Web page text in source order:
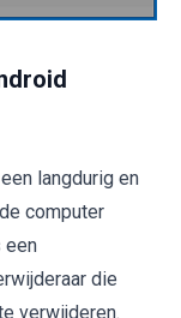
langdurig en
computer
een
die
verwijderen.